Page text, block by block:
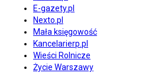
E-gazety.pl
Nexto.pl
Mała księgowość
Kancelarierp.pl
Wieści Rolnicze
Życie Warszawy